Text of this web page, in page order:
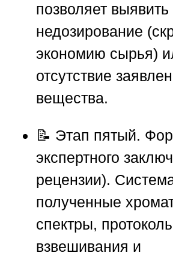
позволяет выявить
недозирование
экономию сырья)
отсутствие
вещества.
📝 Этап пятый.
экспертного
рецензии).
полученные
спектры,
взвешивания и